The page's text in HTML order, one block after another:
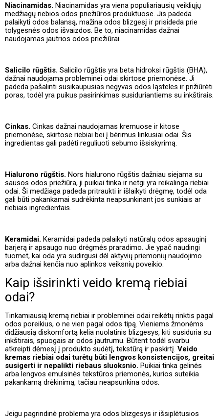
Niacinamidas. Niacinamidas yra viena populiariausių veikliųjų
medžiagų riebios odos priežiūros produktuose. Jis padeda
palaikyti odos balansą, mažina odos blizgesį ir prisideda prie
tolygesnės odos išvaizdos. Be to, niacinamidas dažnai
naudojamas jautrios odos priežiūrai.
Salicilo rūgštis. Salicilo rūgštis yra beta hidroksi rūgštis (BHA),
dažnai naudojama probleminei odai skirtose priemonėse. Ji
padeda pašalinti susikaupusias negyvas odos ląsteles ir prižiūrėti
poras, todėl yra puikus pasirinkimas susiduriantiems su inkštirais.
Cinkas. Cinkas dažnai naudojamas kremuose ir kitose
priemonėse, skirtose riebiai bei į bėrimus linkusiai odai. Šis
ingredientas gali padėti reguliuoti sebumo išsiskyrimą.
Hialurono rūgštis. Nors hialurono rūgštis dažniau siejama su
sausos odos priežiūra, ji puikiai tinka ir netgi yra reikalinga riebiai
odai. Ši medžiaga padeda pritraukti ir išlaikyti drėgmę, todėl oda
gali būti pakankamai sudrėkinta neapsunkinant jos sunkiais ar
riebiais ingredientais.
Keramidai. Keramidai padeda palaikyti natūralų odos apsauginį
barjerą ir apsaugo nuo drėgmės praradimo. Jie ypač naudingi
tuomet, kai oda yra sudirgusi dėl aktyvių priemonių naudojimo
arba dažnai kenčia nuo aplinkos veiksnių poveikio.
Kaip išsirinkti veido kremą riebiai
odai?
Tinkamiausią kremą riebiai ir probleminei odai reikėtų rinktis pagal
odos poreikius, o ne vien pagal odos tipą. Vieniems žmonėms
didžiausią diskomfortą kelia nuolatinis blizgesys, kiti susiduria su
inkštirais, spuogais ar odos jautrumu. Būtent todėl svarbu
atkreipti dėmesį į produkto sudėtį, tekstūrą ir paskirtį. Veido
kremas riebiai odai turėtų būti lengvos konsistencijos, greitai
susigerti ir nepalikti riebaus sluoksnio. Puikiai tinka gelinės
arba lengvos emulsinės tekstūros priemonės, kurios suteikia
pakankamą drėkinimą, tačiau neapsunkina odos.
Jeigu pagrindinė problema yra odos blizgesys ir išsiplėtusios